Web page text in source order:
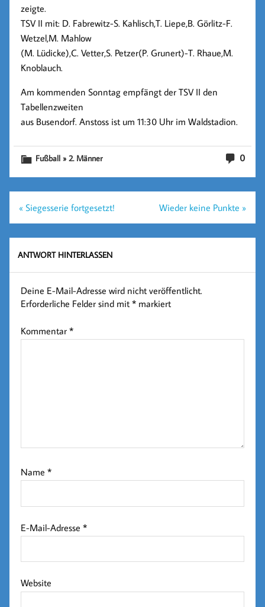
zeigte.
TSV II mit: D. Fabrewitz-S. Kahlisch,T. Liepe,B. Görlitz-F.
Wetzel,M. Mahlow
(M. Lüdicke),C. Vetter,S. Petzer(P. Grunert)-T. Rhaue,M.
Knoblauch.
Am kommenden Sonntag empfängt der TSV II den
Tabellenzweiten
aus Busendorf. Anstoss ist um 11:30 Uhr im Waldstadion.
0
Fußball » 2. Männer
Beitragsnavigation
« Siegesserie fortgesetzt! Wieder keine Punkte »
ANTWORT HINTERLASSEN
Deine E-Mail-Adresse wird nicht veröffentlicht.
Erforderliche Felder sind mit* markiert
Kommentar*
Name*
E-Mail-Adresse*
Website